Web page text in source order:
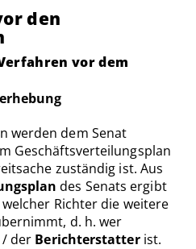
den
vor dem
werden dem Senat
Geschäftsverteilungsplan
zuständig ist. Aus
des Senats ergibt
Richter die weitere
d. h. wer
/ der Berichterstatterist.